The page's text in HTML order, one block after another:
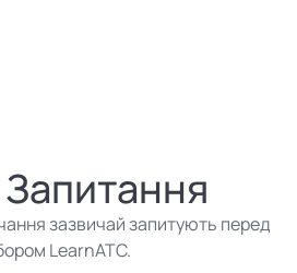
Запитання
зазвичай запитують перед
LearnATC.